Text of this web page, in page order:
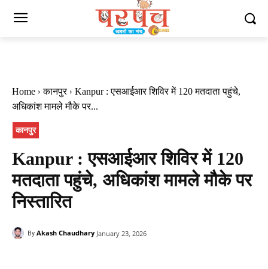
Home कानपुर
Kanpur : एसआईआर शिविर में 120 मतदाता पहुंचे,
अधिकांश मामले मौके पर...
कानपुर
Kanpur : एसआईआर शिविर में 120
मतदाता पहुंचे, अधिकांश मामले मौके पर
निस्तारित
By Akash Chaudhary January 23, 2026